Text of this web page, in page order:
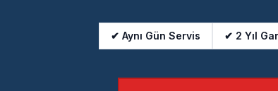
✔ Aynı Gün Servis ✔ 2 Yıl